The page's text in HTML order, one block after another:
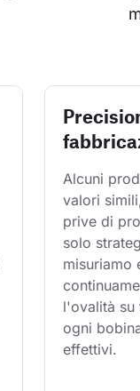
Alcuni
valori
prive di
solo
misuriamo
l'ovalità su
ogni
effettivi.